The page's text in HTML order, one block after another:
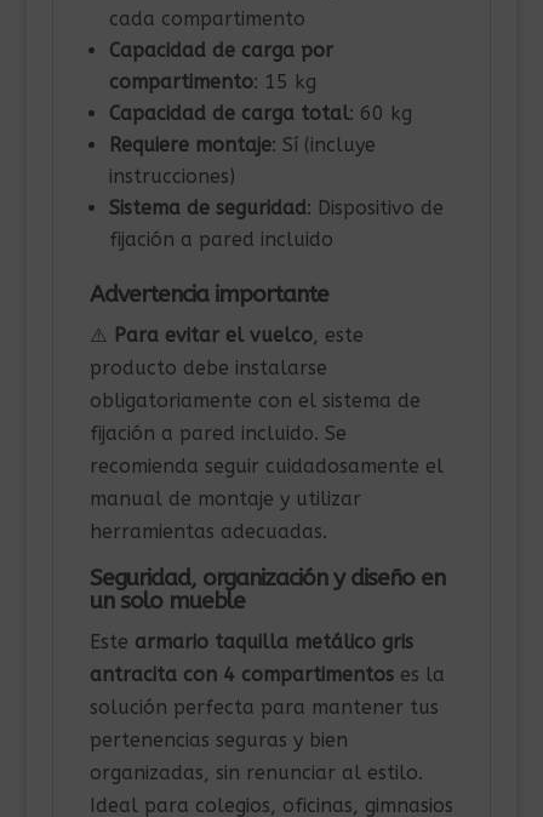
cada compartimento
Capacidad de carga por
compartimento: 15 kg
Capacidad de carga total: 60 kg
Requiere montaje: Sí (incluye
instrucciones)
Sistema de seguridad: Dispositivo de
fijación a pared incluido
Advertencia importante
⚠️ Para evitar el vuelco, este
producto debe instalarse
obligatoriamente con el sistema de
fijación a pared incluido. Se
recomienda seguir cuidadosamente el
manual de montaje y utilizar
herramientas adecuadas.
Seguridad, organización y diseño en
un solo mueble
Este armario taquilla metálico gris
antracita con 4 compartimentoses la
solución perfecta para mantener tus
pertenencias seguras y bien
organizadas, sin renunciar al estilo.
Ideal para colegios, oficinas, gimnasios